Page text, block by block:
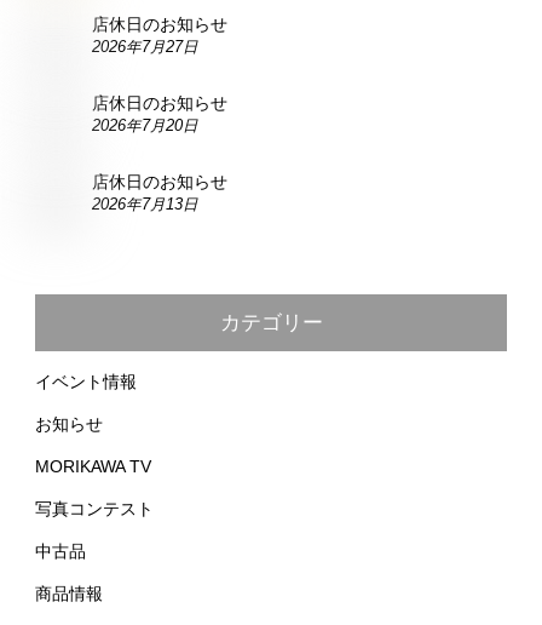
店休日のお知らせ
2026年7月27日
店休日のお知らせ
2026年7月20日
店休日のお知らせ
2026年7月13日
カテゴリー
イベント情報
お知らせ
MORIKAWA TV
写真コンテスト
中古品
商品情報